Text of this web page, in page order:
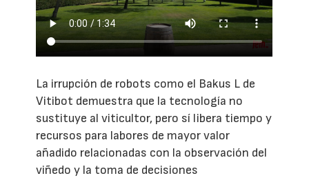
La irrupción de robots como el Bakus L de
Vitibot demuestra que la tecnología no
sustituye al viticultor, pero sí libera tiempo y
recursos para labores de mayor valor
añadido relacionadas con la observación del
viñedo y la toma de decisiones